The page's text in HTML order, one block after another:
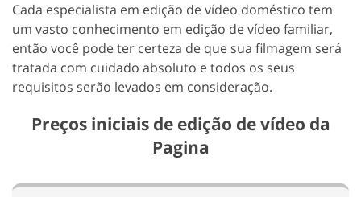
Cada especialista em edição de vídeo doméstico tem
um vasto conhecimento em edição de vídeo familiar,
então você pode ter certeza de que sua filmagem será
tratada com cuidado absoluto e todos os seus
requisitos serão levados em consideração.
Preços iniciais de edição de vídeo da
Pagina